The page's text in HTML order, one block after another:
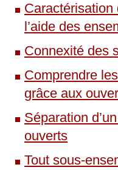
l’aide des
Connexité des
Comprendre
grâce aux
Séparation
ouverts
Tout sous-